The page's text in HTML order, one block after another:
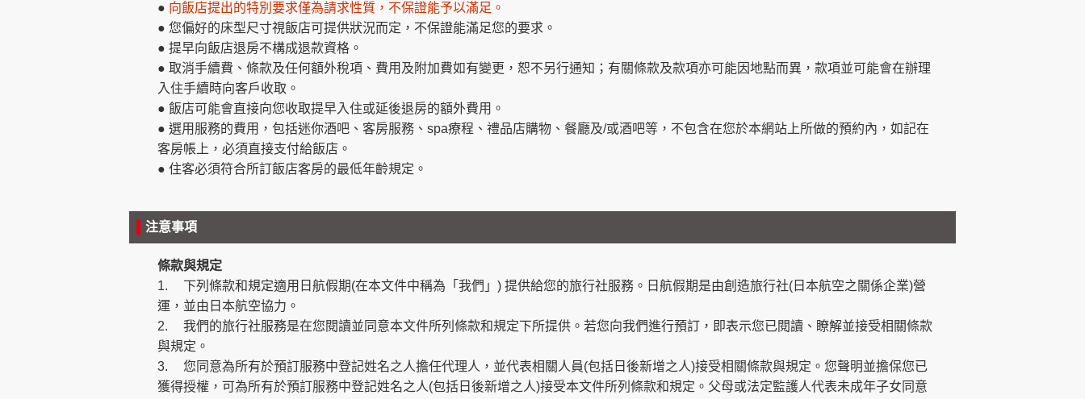
● 向飯店提出的特別要求僅為請求性質，不保證能予以滿足。
● 您偏好的床型尺寸視飯店可提供狀況而定，不保證能滿足您的要求。
● 提早向飯店退房不構成退款資格。
● 取消手續費、條款及任何額外稅項、費用及附加費如有變更，恕不另行通知；有關條款及款項亦可能因地點而異，款項並可能會在辦理
入住手續時向客戶收取。
● 飯店可能會直接向您收取提早入住或延後退房的額外費用。
● 選用服務的費用，包括迷你酒吧、客房服務、spa療程、禮品店購物、餐廳及/或酒吧等，不包含在您於本網站上所做的預約內，如記在
客房帳上，必須直接支付給飯店。
● 住客必須符合所訂飯店客房的最低年齡規定。
注意事項
條款與規定
1.
下列條款和規定適用日航假期(在本文件中稱為「我們」) 提供給您的旅行社服務。日航假期是由創造旅行社(日本航空之關係企業)營
運，並由日本航空協力。
2.
我們的旅行社服務是在您閱讀並同意本文件所列條款和規定下所提供。若您向我們進行預訂，即表示您已閱讀、瞭解並接受相關條款
與規定。
3.
您同意為所有於預訂服務中登記姓名之人擔任代理人，並代表相關人員(包括日後新增之人)接受相關條款與規定。您聲明並擔保您已
獲得授權，可為所有於預訂服務中登記姓名之人(包括日後新增之人)接受本文件所列條款和規定。父母或法定監護人代表未成年子女同意